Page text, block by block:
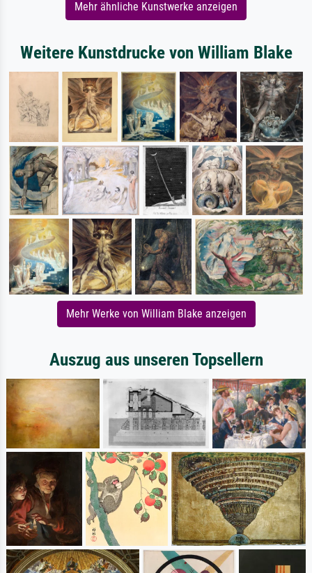
Mehr ähnliche Kunstwerke anzeigen
Weitere Kunstdrucke von William Blake
Mehr Werke von William Blake anzeigen
Auszug aus unseren Topsellern